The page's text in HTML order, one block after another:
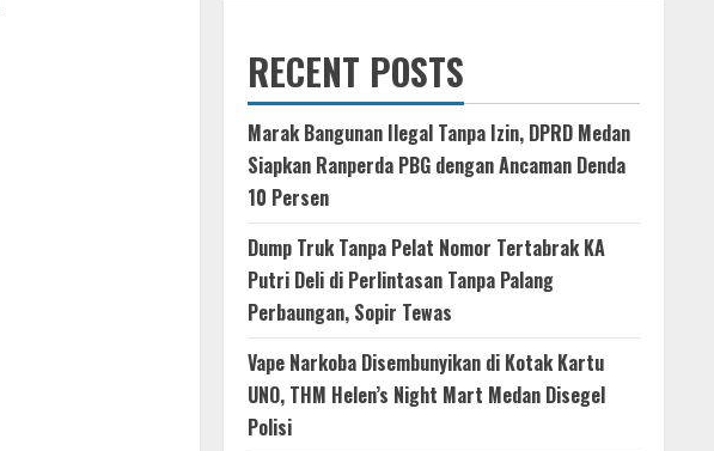
RECENT POSTS
Marak Bangunan Ilegal Tanpa Izin, DPRD Medan
Siapkan Ranperda PBG dengan Ancaman Denda
10 Persen
Dump Truk Tanpa Pelat Nomor Tertabrak KA
Putri Deli di Perlintasan Tanpa Palang
Perbaungan, Sopir Tewas
Vape Narkoba Disembunyikan di Kotak Kartu
UNO, THM Helen’s Night Mart Medan Disegel
Polisi